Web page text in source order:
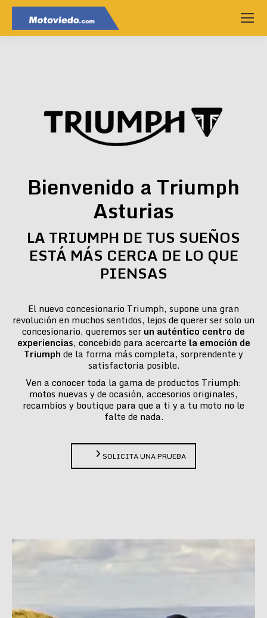
Bienvenido a Triumph
Asturias
LA TRIUMPH DE TUS SUEÑOS
ESTÁ MÁS CERCA DE LO QUE
PIENSAS
El nuevo concesionario Triumph, supone una gran
revolución en muchos sentidos, lejos de querer ser solo un
concesionario, queremos ser un auténtico centro de
experiencias, concebido para acercarte la emoción de
Triumph de la forma más completa, sorprendente y
satisfactoria posible.
Ven a conocer toda la gama de productos Triumph:
motos nuevas y de ocasión, accesorios originales,
recambios y boutique para que a ti y a tu moto no le
falte de nada.
SOLICITA UNA PRUEBA